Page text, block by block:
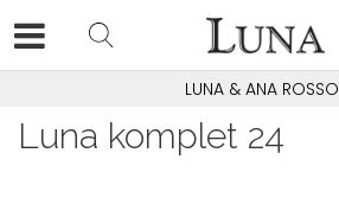
LUNA & ANA ROSSO
Luna komplet 24